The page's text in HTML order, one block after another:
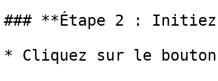
### **Étape 2 :
* Cliquez sur le